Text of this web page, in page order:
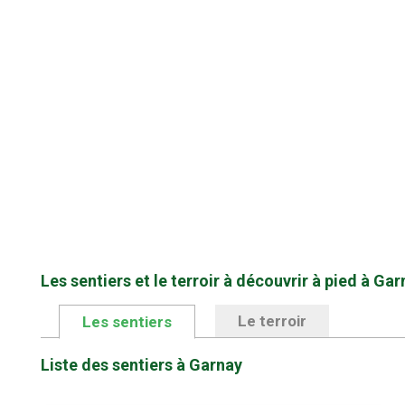
Les sentiers et le terroir à découvrir à pied à
Les sentiers Le terroir
Liste des sentiers à Garnay